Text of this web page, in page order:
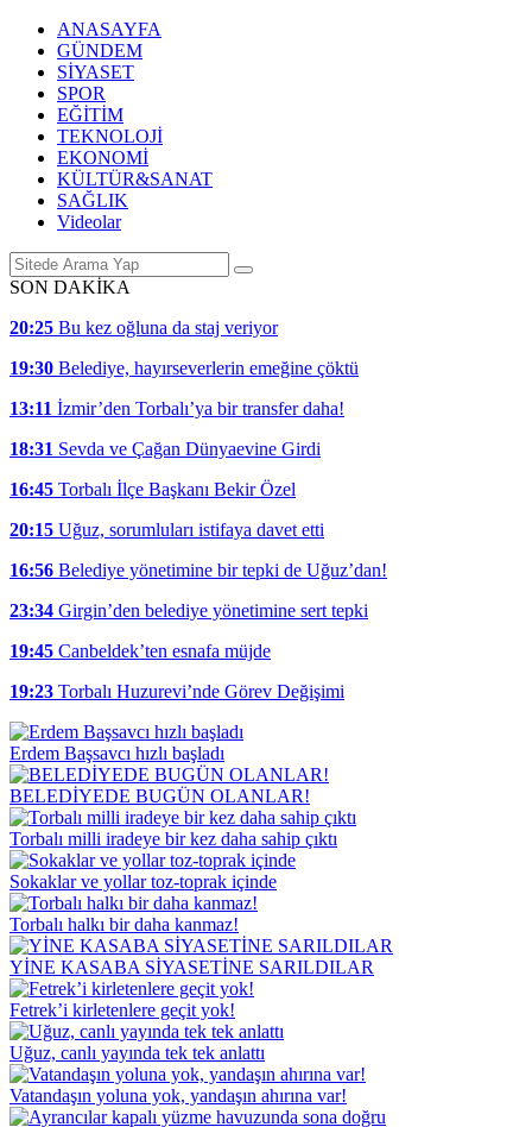
ANASAYFA
GÜNDEM
SİYASET
SPOR
EĞİTİM
TEKNOLOJİ
EKONOMİ
KÜLTÜR&SANAT
SAĞLIK
Videolar
SON DAKİKA
20:25 Bu kez oğluna da staj veriyor
19:30 Belediye, hayırseverlerin emeğine çöktü
13:11 İzmir’den Torbalı’ya bir transfer daha!
18:31 Sevda ve Çağan Dünyaevine Girdi
16:45 Torbalı İlçe Başkanı Bekir Özel
20:15 Uğuz, sorumluları istifaya davet etti
16:56 Belediye yönetimine bir tepki de Uğuz’dan!
23:34 Girgin’den belediye yönetimine sert tepki
19:45 Canbeldek’ten esnafa müjde
19:23 Torbalı Huzurevi’nde Görev Değişimi
Erdem Başsavcı hızlı başladı
BELEDİYEDE BUGÜN OLANLAR!
Torbalı milli iradeye bir kez daha sahip çıktı
Sokaklar ve yollar toz-toprak içinde
Torbalı halkı bir daha kanmaz!
YİNE KASABA SİYASETİNE SARILDILAR
Fetrek’i kirletenlere geçit yok!
Uğuz, canlı yayında tek tek anlattı
Vatandaşın yoluna yok, yandaşın ahırına var!